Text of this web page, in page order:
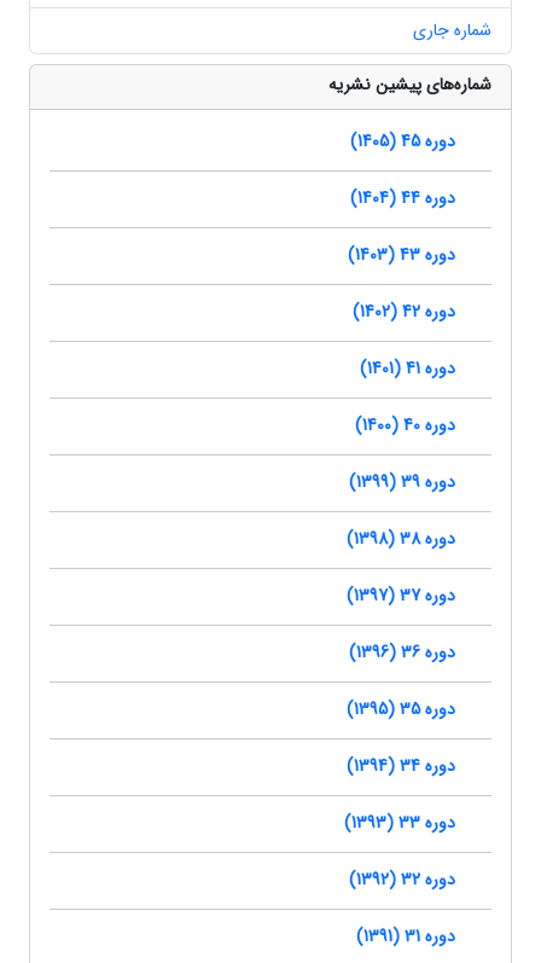
شماره جاری
شماره‌های پیشین نشریه
دوره 45 (1405)
دوره 44 (1404)
دوره 43 (1403)
دوره 42 (1402)
دوره 41 (1401)
دوره 40 (1400)
دوره 39 (1399)
دوره 38 (1398)
دوره 37 (1397)
دوره 36 (1396)
دوره 35 (1395)
دوره 34 (1394)
دوره 33 (1393)
دوره 32 (1392)
دوره 31 (1391)